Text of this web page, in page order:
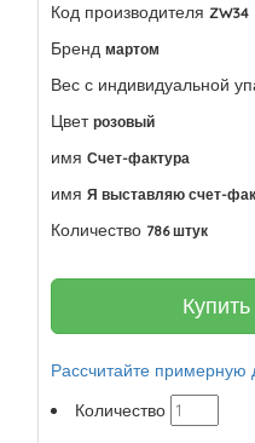
Код производителя ZW34
Бренд мартом
Вес с индивидуальной
Цвет розовый
имя Счет-фактура
имя Я выставляю счет-
Количество 786 штук
Рассчитайте примерную
Количество